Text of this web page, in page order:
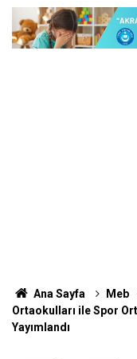
Ana Sayfa Meb
Ortaokulları ile Spor
Yayımlandı